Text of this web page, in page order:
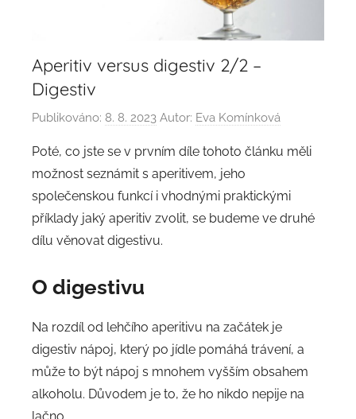
Aperitiv versus digestiv 2/2 –
Digestiv
Publikováno: 8. 8. 2023 Autor: Eva Komínková
Poté, co jste se v prvním díle tohoto článku měli
možnost seznámit s aperitivem, jeho
společenskou funkcí i vhodnými praktickými
příklady jaký aperitiv zvolit, se budeme ve druhé
dílu věnovat digestivu.
O digestivu
Na rozdíl od lehčího aperitivu na začátek je
digestiv nápoj, který po jídle pomáhá trávení, a
může to být nápoj s mnohem vyšším obsahem
alkoholu. Důvodem je to, že ho nikdo nepije na